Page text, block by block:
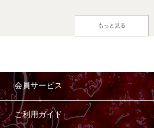
もっと見る
会員サービス
ご利用ガイド